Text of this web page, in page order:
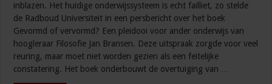
inblazen. Het huidige onderwijssysteem is echt failliet, zo stelde
de Radboud Universiteit in een persbericht over het boek
Gevormd of vervormd? Een pleidooi voor ander onderwijs van
hoogleraar Filosofie Jan Bransen. Deze uitspraak zorgde voor veel
reuring, maar moet niet worden gezien als een feitelijke
constatering. Het boek onderbouwt de overtuiging van …